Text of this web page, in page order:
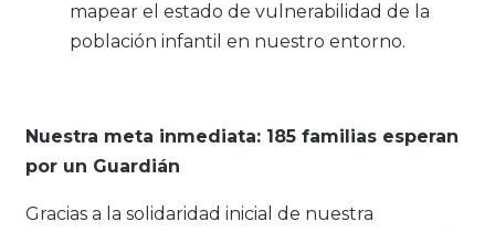
mapear el estado de vulnerabilidad de la
población infantil en nuestro entorno.
Nuestra meta inmediata: 185 familias esperan
por un Guardián
Gracias a la solidaridad inicial de nuestra